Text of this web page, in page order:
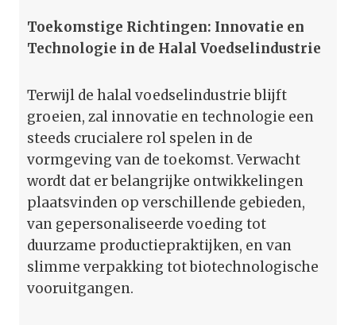
Toekomstige Richtingen: Innovatie en
Technologie in de Halal Voedselindustrie
Terwijl de halal voedselindustrie blijft
groeien, zal innovatie en technologie een
steeds crucialere rol spelen in de
vormgeving van de toekomst. Verwacht
wordt dat er belangrijke ontwikkelingen
plaatsvinden op verschillende gebieden,
van gepersonaliseerde voeding tot
duurzame productiepraktijken, en van
slimme verpakking tot biotechnologische
vooruitgangen.